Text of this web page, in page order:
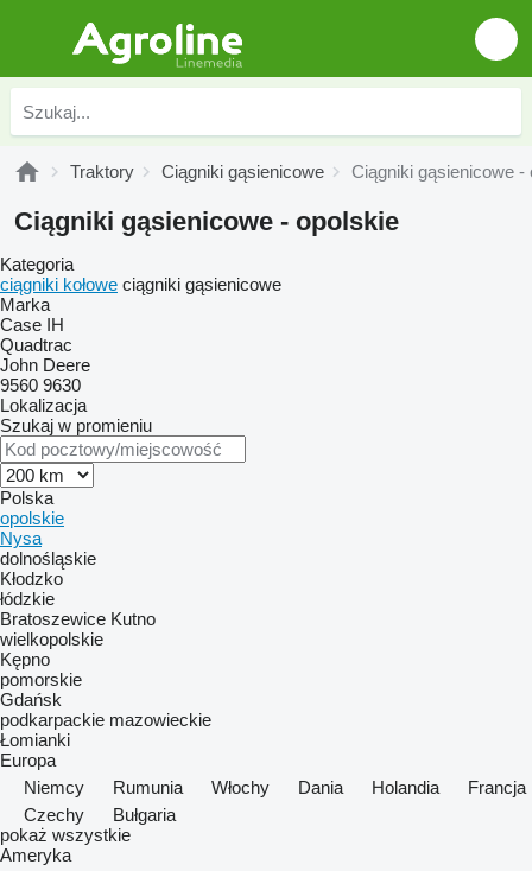
Traktory Ciągniki gąsienicowe Ciągniki gąsienicowe -
Ciągniki gąsienicowe - opolskie
Kategoria
ciągniki kołowe ciągniki gąsienicowe
Marka
Case IH
Quadtrac
John Deere
9560 9630
Lokalizacja
Szukaj w promieniu
Polska
opolskie
Nysa
dolnośląskie
Kłodzko
łódzkie
Bratoszewice Kutno
wielkopolskie
Kępno
pomorskie
Gdańsk
podkarpackie mazowieckie
Łomianki
Europa
Niemcy
Rumunia Włochy Dania Holandia
Francja
Czechy
Bułgaria
pokaż wszystkie
Ameryka